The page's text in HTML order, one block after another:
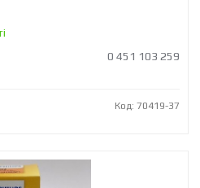
0 451 103 259
Код: 70419-37